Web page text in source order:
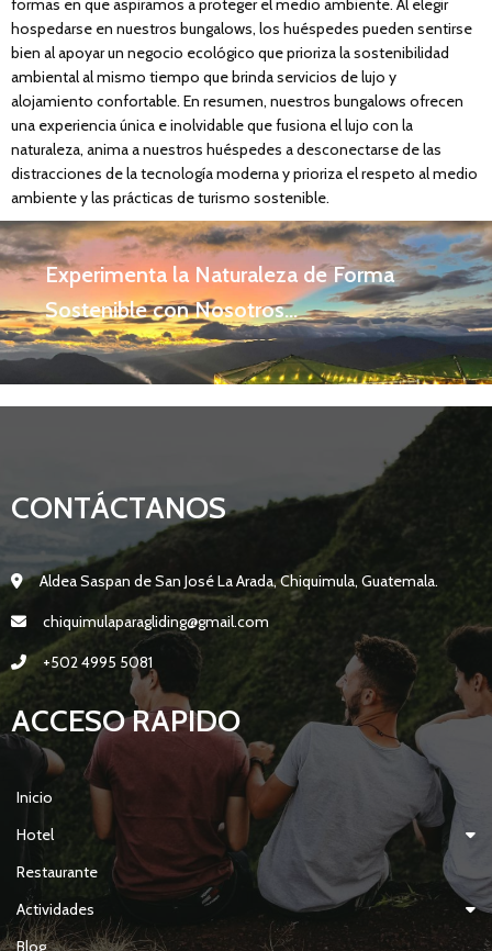
formas en que aspiramos a proteger el medio ambiente. Al elegir
hospedarse en nuestros bungalows, los huéspedes pueden sentirse
bien al apoyar un negocio ecológico que prioriza la sostenibilidad
ambiental al mismo tiempo que brinda servicios de lujo y
alojamiento confortable. En resumen, nuestros bungalows ofrecen
una experiencia única e inolvidable que fusiona el lujo con la
naturaleza, anima a nuestros huéspedes a desconectarse de las
distracciones de la tecnología moderna y prioriza el respeto al medio
ambiente y las prácticas de turismo sostenible.
Experimenta la Naturaleza de Forma
Sostenible con Nosotros...
CONTÁCTANOS
Aldea Saspan de San José La Arada, Chiquimula, Guatemala.
chiquimulaparagliding@gmail.com
+502 4995 5081
ACCESO RAPIDO
Inicio
Hotel
Restaurante
Actividades
Blog